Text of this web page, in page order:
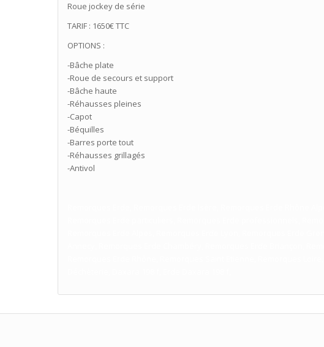
Roue jockey de série
TARIF : 1650€ TTC
OPTIONS :
-Bâche plate
-Roue de secours et support
-Bâche haute
-Réhausses pleines
-Capot
-Béquilles
-Barres porte tout
-Réhausses grillagés
-Antivol